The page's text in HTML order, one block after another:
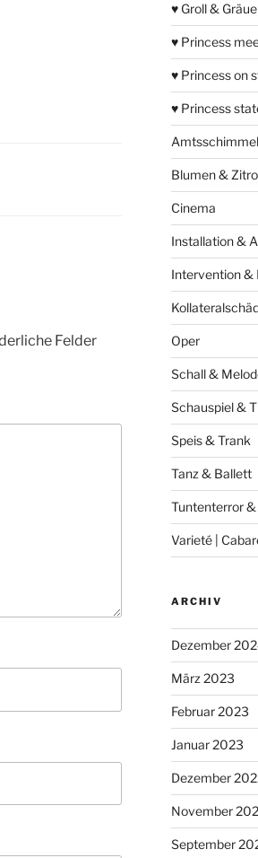
Felder
♥ Groll &
♥ Princess
♥ Princess on
♥ Princess
Amtsschimmel
Blumen &
Cinema
Installation &
Intervention &
Oper
Schall &
Schauspiel &
Speis & Trank
Tanz & Ballett
Tuntenterror &
Varieté |
ARCHIV
Dezember
März 2023
Februar 2023
Januar 2023
Dezember
November
September